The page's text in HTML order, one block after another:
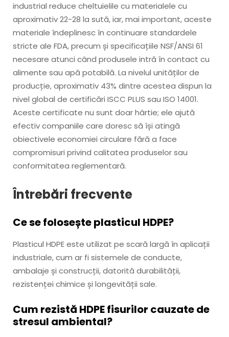
industrial reduce cheltuielile cu materialele cu
aproximativ 22-28 la sută, iar, mai important, aceste
materiale îndeplinesc în continuare standardele
stricte ale FDA, precum și specificațiile NSF/ANSI 61
necesare atunci când produsele intră în contact cu
alimente sau apă potabilă. La nivelul unităților de
producție, aproximativ 43% dintre acestea dispun la
nivel global de certificări ISCC PLUS sau ISO 14001.
Aceste certificate nu sunt doar hârtie; ele ajută
efectiv companiile care doresc să își atingă
obiectivele economiei circulare fără a face
compromisuri privind calitatea produselor sau
conformitatea reglementară.
Întrebări frecvente
Ce se folosește plasticul HDPE?
Plasticul HDPE este utilizat pe scară largă în aplicații
industriale, cum ar fi sistemele de conducte,
ambalaje și construcții, datorită durabilității,
rezistenței chimice și longevității sale.
Cum rezistă HDPE fisurilor cauzate de
stresul ambiental?